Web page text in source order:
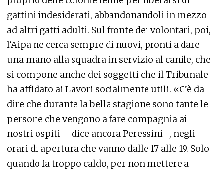
gattini indesiderati, abbandonandoli in mezzo
ad altri gatti adulti. Sul fronte dei volontari, poi,
l’Aipa ne cerca sempre di nuovi, pronti a dare
una mano alla squadra in servizio al canile, che
si compone anche dei soggetti che il Tribunale
ha affidato ai Lavori socialmente utili. «C’è da
dire che durante la bella stagione sono tante le
persone che vengono a fare compagnia ai
nostri ospiti – dice ancora Peressini -, negli
orari di apertura che vanno dalle 17 alle 19. Solo
quando fa troppo caldo, per non mettere a